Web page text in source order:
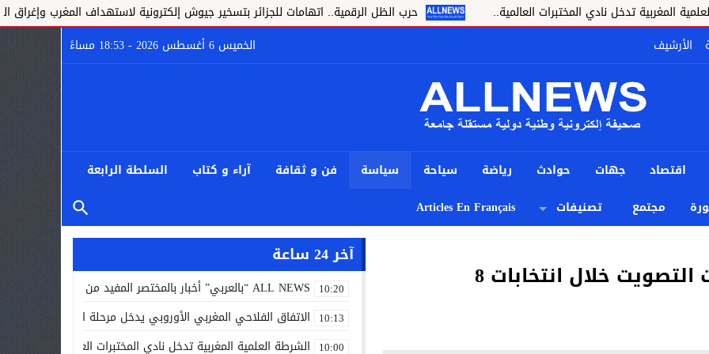
تدخل نادي المختبرات العالمية..
حرب الظل الرقمية.. اتهامات للجزائر بتسخير جيوش إلكترونية لاستهداف المغرب وإغراق الفضاء
الأرشيف الخميس 6 أغسطس 2026 - 18:53 مساءً
اقتصاد جهات حوادث رياضة سياحة سياسة فن و ثقافة آراء و كتاب
السلطة الرابعة
مجتمع تصنيفات Articles En Français
صعوبات يمكن أن تعترض عمليات التصويت خلال انتخابات 8
آخر 24 ساعة
10:20 ALL NEWS “بالعربي” أخبار بالمختصر المفيد من كل حدب وصوب
10:13 الاتفاق الفلاحي المغربي الأوروبي يدخل مرحلة الحسم..
10:00 الشرطة العلمية المغربية تدخل نادي المختبرات العالمية..